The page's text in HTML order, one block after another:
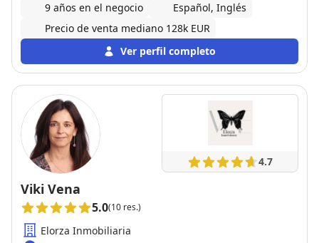
9 años en el negocio
Español, Inglés
Precio de venta mediano 128k EUR
Ver perfil completo
4.7
Viki Vena
5.0(10 res.)
Elorza Inmobiliaria